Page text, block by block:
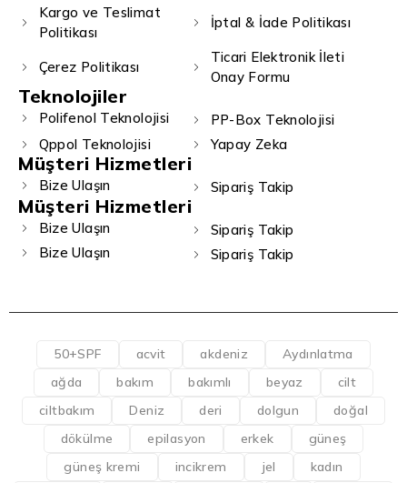
Kargo ve Teslimat
Politikası
İptal & İade Politikası
Çerez Politikası
Ticari Elektronik İleti
Onay Formu
Teknolojiler
Polifenol Teknolojisi
PP-Box Teknolojisi
Qppol Teknolojisi
Yapay Zeka
Müşteri Hizmetleri
Bize Ulaşın Sipariş Takip
Müşteri Hizmetleri
Bize Ulaşın
Sipariş Takip
Bize Ulaşın
Sipariş Takip
50+SPF acvit akdeniz
Aydınlatma
ağda
bakım bakımlı beyaz
cilt
ciltbakım
Deniz deri dolgun
doğal
dökülme
epilasyon erkek
güneş
güneş kremi
incikrem jel
kadın